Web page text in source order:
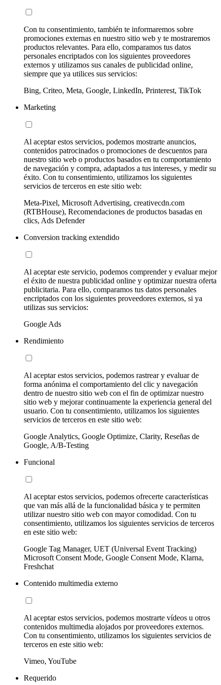
Con tu consentimiento, también te informaremos sobre
promociones externas en nuestro sitio web y te mostraremos
productos relevantes. Para ello, comparamos tus datos
personales encriptados con los siguientes proveedores
externos y utilizamos sus canales de publicidad online,
siempre que ya utilices sus servicios:
Bing, Criteo, Meta, Google, LinkedIn, Printerest, TikTok
Marketing
Al aceptar estos servicios, podemos mostrarte anuncios,
contenidos patrocinados o promociones de descuentos para
nuestro sitio web o productos basados en tu comportamiento
de navegación y compra, adaptados a tus intereses, y medir su
éxito. Con tu consentimiento, utilizamos los siguientes
servicios de terceros en este sitio web:
Meta-Pixel, Microsoft Advertising, creativecdn.com
(RTBHouse), Recomendaciones de productos basadas en
clics, Ads Defender
Conversion tracking extendido
Al aceptar este servicio, podemos comprender y evaluar mejor
el éxito de nuestra publicidad online y optimizar nuestra oferta
publicitaria. Para ello, comparamos tus datos personales
encriptados con los siguientes proveedores externos, si ya
utilizas sus servicios:
Google Ads
Rendimiento
Al aceptar estos servicios, podemos rastrear y evaluar de
forma anónima el comportamiento del clic y navegación
dentro de nuestro sitio web con el fin de optimizar nuestro
sitio web y mejorar continuamente la experiencia general del
usuario. Con tu consentimiento, utilizamos los siguientes
servicios de terceros en este sitio web:
Google Analytics, Google Optimize, Clarity, Reseñas de
Google, A/B-Testing
Funcional
Al aceptar estos servicios, podemos ofrecerte características
que van más allá de la funcionalidad básica y te permiten
utilizar nuestro sitio web con mayor comodidad. Con tu
consentimiento, utilizamos los siguientes servicios de terceros
en este sitio web:
Google Tag Manager, UET (Universal Event Tracking)
Microsoft Consent Mode, Google Consent Mode, Klarna,
Freshchat
Contenido multimedia externo
Al aceptar estos servicios, podemos mostrarte vídeos u otros
contenidos multimedia alojados por proveedores externos.
Con tu consentimiento, utilizamos los siguientes servicios de
terceros en este sitio web:
Vimeo, YouTube
Requerido